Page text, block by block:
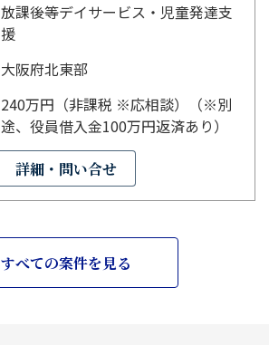
放課後等デイサービス・児童発達支
援
大阪府北東部
240万円（非課税 ※応相談）（※別
途、役員借入金100万円返済あり）
詳細・問い合せ
すべての案件を見る